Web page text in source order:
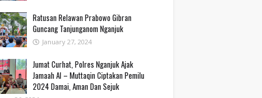
Ratusan Relawan Prabowo Gibran
Guncang Tanjunganom Nganjuk
January 27, 2024
Jumat Curhat, Polres Nganjuk Ajak
Jamaah Al – Muttaqin Ciptakan Pemilu
2024 Damai, Aman Dan Sejuk